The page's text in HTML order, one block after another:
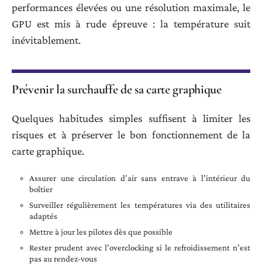
performances élevées ou une résolution maximale, le
GPU est mis à rude épreuve : la température suit
inévitablement.
Prévenir la surchauffe de sa carte graphique
Quelques habitudes simples suffisent à limiter les
risques et à préserver le bon fonctionnement de la
carte graphique.
Assurer une circulation d’air sans entrave à l’intérieur du
boîtier
Surveiller régulièrement les températures via des utilitaires
adaptés
Mettre à jour les pilotes dès que possible
Rester prudent avec l’overclocking si le refroidissement n’est
pas au rendez-vous